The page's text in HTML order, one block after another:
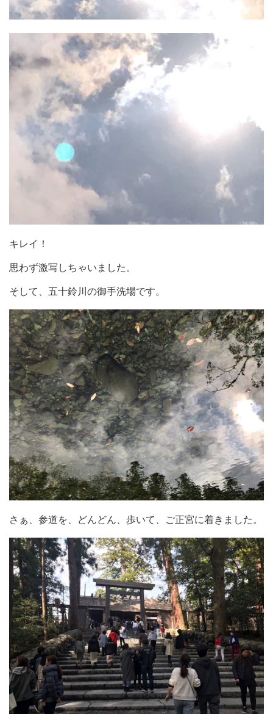
キレイ！
思わず激写しちゃいました。
そして、五十鈴川の御手洗場です。
さぁ、参道を、どんどん、歩いて、ご正宮に着きました。